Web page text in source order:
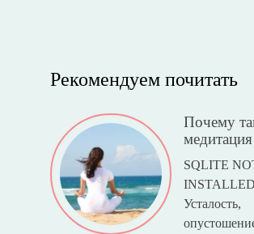
Рекомендуем почитать
Почему
медитация
SQLITE
INSTALLED
Усталость,